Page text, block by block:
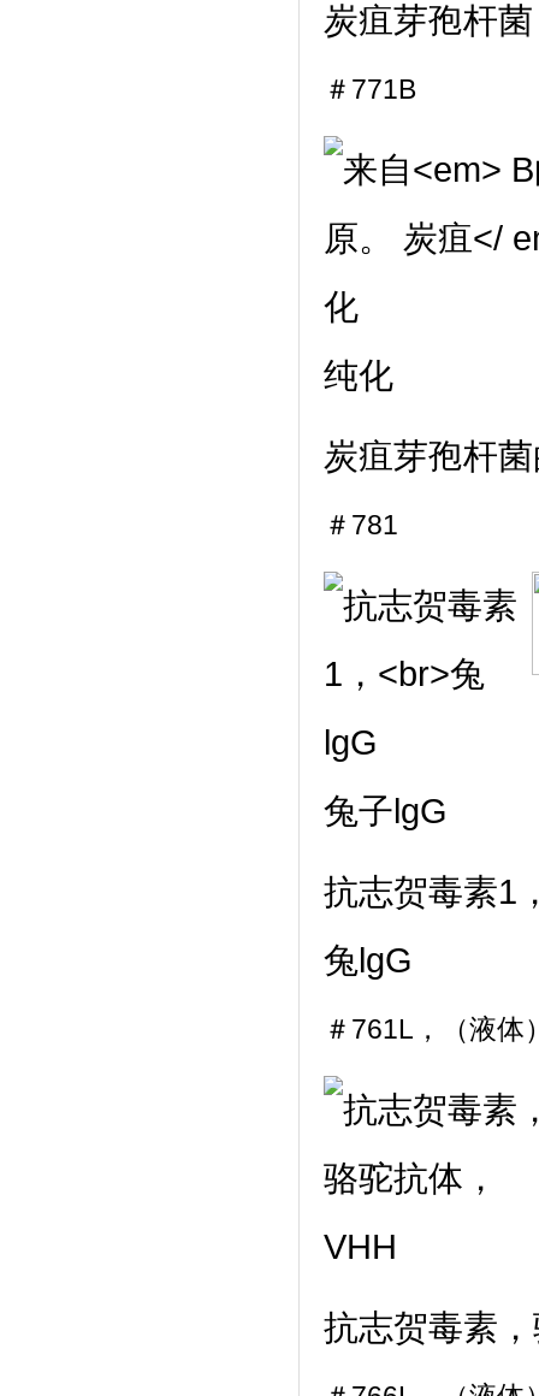
炭疽芽孢杆菌
＃771B
纯化
炭疽芽孢杆
＃781
兔子lgG
抗志贺毒素1
兔lgG
＃761L，（液体
抗志贺毒素